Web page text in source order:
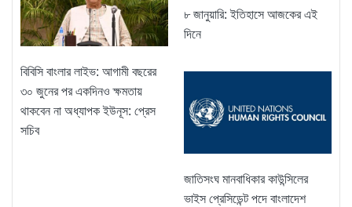
বিবিসি বাংলার লাইভ: আগামী বছরের
৩০ জুনের পর একদিনও ক্ষমতায়
থাকবেন না অধ্যাপক ইউনূস: প্রেস
সচিব
৮ জানুয়ারি: ইতিহাসে আজকের এই
দিনে
জাতিসংঘ মানবাধিকার কাউন্সিলের
ভাইস প্রেসিডেন্ট পদে বাংলাদেশ